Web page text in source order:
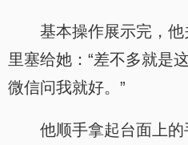
基本操作展示完，
里塞给她：“差不多就是
微信问我就好。”
他顺手拿起台面上的